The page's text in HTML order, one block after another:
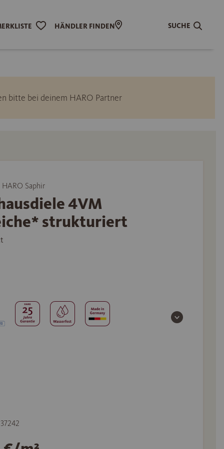
HÄNDLER FINDEN SUCHE
bitte bei deinem HARO Partner
Saphir
4VM
strukturiert